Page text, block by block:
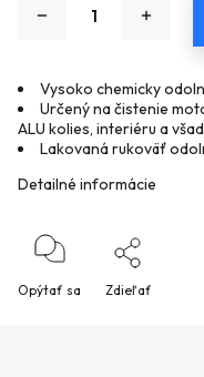
Vysoko chemicky
Určený na čistenie
ALU kolies, interiéru a
Lakovaná rukoväť
Detailné informácie
Opýtať sa Zdieľať